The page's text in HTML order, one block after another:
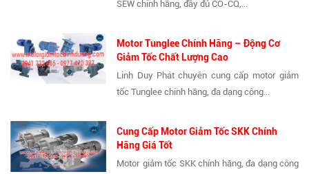
SEW chính hãng, đầy đủ CO-CQ,...
Motor Tunglee Chính Hãng – Động Cơ
Giảm Tốc Chất Lượng Cao
Linh Duy Phát chuyên cung cấp motor giảm
tốc Tunglee chính hãng, đa dạng công...
Cung Cấp Motor Giảm Tốc SKK Chính
Hãng Giá Tốt
Motor giảm tốc SKK chính hãng, đa dạng công